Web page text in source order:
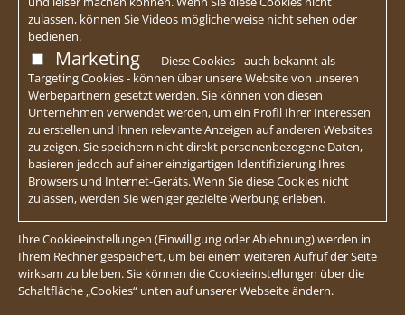
zulassen, können Sie Videos möglicherweise nicht sehen oder
bedienen.
Marketing
Diese Cookies - auch bekannt als
Targeting Cookies - können über unsere Website von unseren
Werbepartnern gesetzt werden. Sie können von diesen
Unternehmen verwendet werden, um ein Profil Ihrer Interessen
zu erstellen und Ihnen relevante Anzeigen auf anderen Websites
zu zeigen. Sie speichern nicht direkt personenbezogene Daten,
basieren jedoch auf einer einzigartigen Identifizierung Ihres
Browsers und Internet-Geräts. Wenn Sie diese Cookies nicht
zulassen, werden Sie weniger gezielte Werbung erleben.
Ihre Cookieeinstellungen (Einwilligung oder Ablehnung) werden in
Ihrem Rechner gespeichert, um bei einem weiteren Aufruf der Seite
wirksam zu bleiben. Sie können die Cookieeinstellungen über die
Schaltfläche „Cookies“ unten auf unserer Webseite ändern.